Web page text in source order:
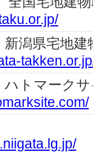
潟県宅地
トマーク